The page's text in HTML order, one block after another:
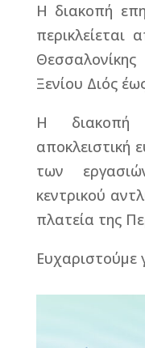
Η διακοπή
Ξενίου Διός
Η διακοπή
αποκλειστική
των
κεντρικού
πλατεία της
Ευχαριστούμε